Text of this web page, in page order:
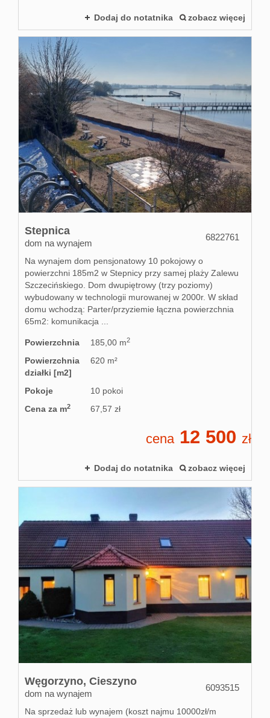
Dodaj do notatnika zobacz więcej
Stepnica
dom na wynajem
6822761
Na wynajem dom pensjonatowy 10 pokojowy o
powierzchni 185m2 w Stepnicy przy samej plaży Zalewu
Szczecińskiego. Dom dwupiętrowy (trzy poziomy)
wybudowany w technologii murowanej w 2000r. W skład
domu wchodzą: Parter/przyziemie łączna powierzchnia
65m2: komunikacja ...
Powierzchnia 185,00 m2
Powierzchnia
działki [m2]
620 m²
Pokoje
10 pokoi
Cena za m2 67,57 zł
cena12 500 zł
Dodaj do notatnika zobacz więcej
Węgorzyno, Cieszyno
dom na wynajem
6093515
Na sprzedaż lub wynajem (koszt najmu 10000zł/m